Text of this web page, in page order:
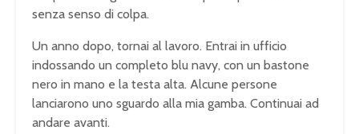
senza senso di colpa.
Un anno dopo, tornai al lavoro. Entrai in ufficio
indossando un completo blu navy, con un bastone
nero in mano e la testa alta. Alcune persone
lanciarono uno sguardo alla mia gamba. Continuai ad
andare avanti.